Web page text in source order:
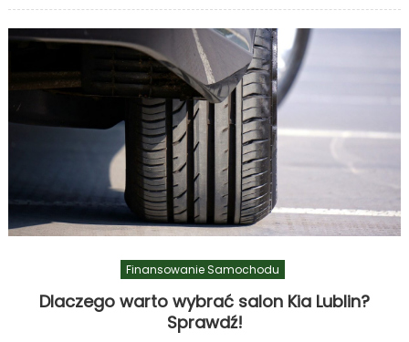
Finansowanie Samochodu
Dlaczego warto wybrać salon Kia Lublin?
Sprawdź!